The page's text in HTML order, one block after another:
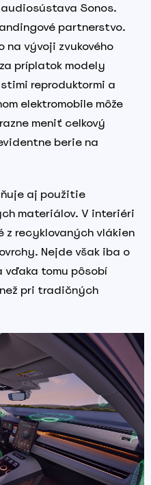
Sonos.
partnerstvo.
na vývoji zvukového
príplatok modely
reproduktormi a
elektromobile môže
meniť celkový
berie na
aj použitie
materiálov. V interiéri
recyklovaných vlákien
Nejde však iba o
vďaka tomu pôsobí
pri tradičných